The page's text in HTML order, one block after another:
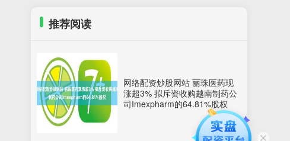
推荐阅读
网络配资炒股网站 丽珠医药现
涨超3% 拟斥资收购越南制药公
司Imexpharm的64.81%股权